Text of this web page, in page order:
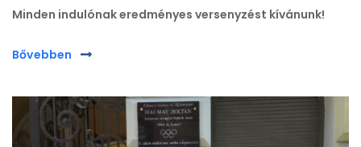
Minden indulónak eredményes versenyzést kívánunk!
Bővebben